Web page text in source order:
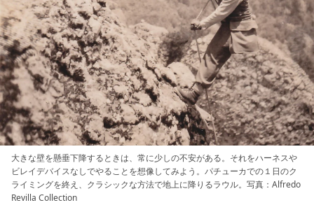
大きな壁を懸垂下降するときは、常に少しの不安がある。それをハーネスや
ビレイデバイスなしでやることを想像してみよう。パチューカでの１日のク
ライミングを終え、クラシックな方法で地上に降りるラウル。写真：Alfredo
Revilla Collection